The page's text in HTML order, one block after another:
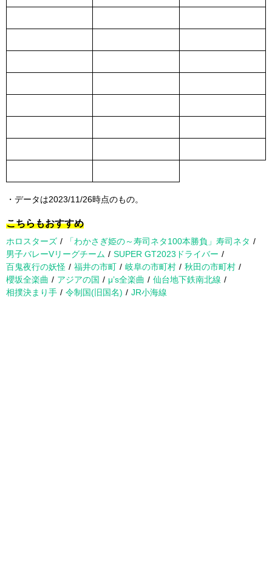
・データは2023/11/26時点のもの。
こちらもおすすめ
ホロスターズ
「わかさぎ姫の～寿司ネタ100本勝負」寿司ネタ
男子バレーVリーグチーム
SUPER GT2023ドライバー
百鬼夜行の妖怪
福井の市町 岐阜の市町村
秋田の市町村
櫻坂全楽曲
アジアの国 μ’s全楽曲
仙台地下鉄南北線
相撲決まり手
令制国(旧国名) JR小海線